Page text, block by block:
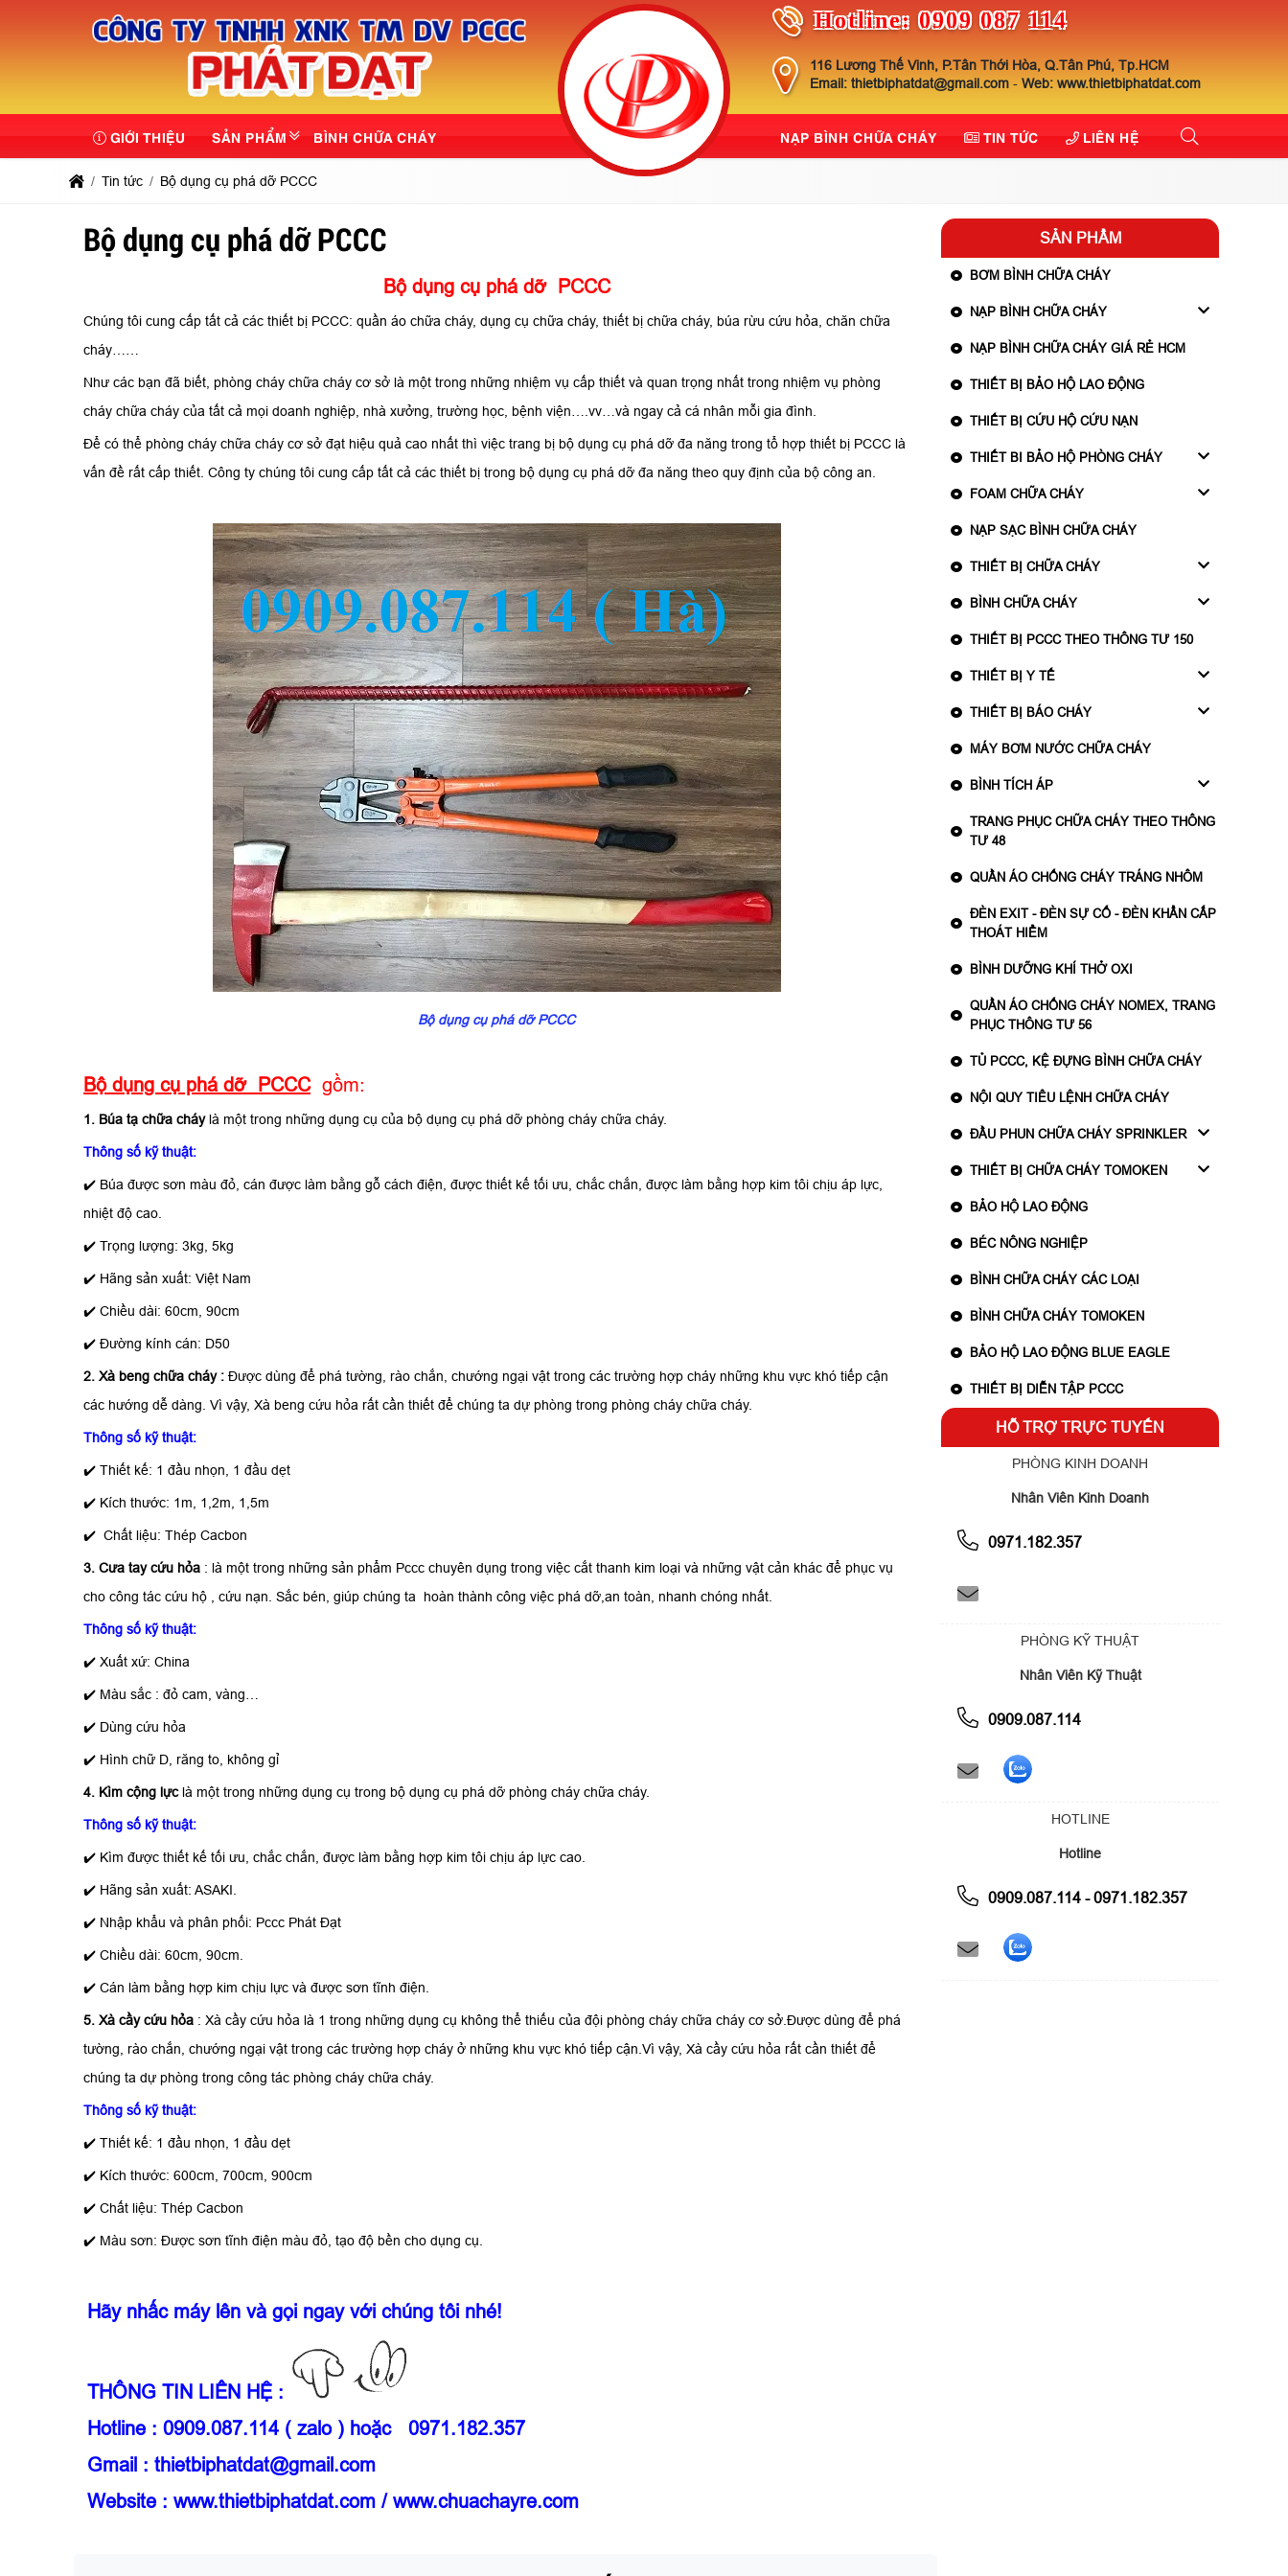
Hotline: 0909 087 114
116 Lương Thế Vinh, P.Tân Thới Hòa, Q.Tân Phú, Tp.HCM
Email: thietbiphatdat@gmail.com- Web: www.thietbiphatdat.com
GIỚI THIỆU SẢN PHẨM BÌNH CHỮA CHÁY NẠP BÌNH CHỮA CHÁY TIN TỨC LIÊN HỆ
Tin tức Bộ dụng cụ phá dỡ PCCC
Bộ dụng cụ phá dỡ PCCC
Bộ dụng cụ phá dỡ PCCC
Chúng tôi cung cấp tất cả các thiết bị PCCC: quần áo chữa cháy, dụng cụ chữa cháy, thiết bị chữa cháy, búa rừu cứu hỏa, chăn chữa
cháy……
Như các bạn đã biết, phòng cháy chữa cháy cơ sở là một trong những nhiệm vụ cấp thiết và quan trọng nhất trong nhiệm vụ phòng
cháy chữa cháy của tất cả mọi doanh nghiệp, nhà xưởng, trường học, bệnh viện….vv…và ngay cả cá nhân mỗi gia đình.
Để có thể phòng cháy chữa cháy cơ sở đạt hiệu quả cao nhất thì việc trang bị bộ dụng cụ phá dỡ đa năng trong tổ hợp thiết bị PCCC là
vấn đề rất cấp thiết. Công ty chúng tôi cung cấp tất cả các thiết bị trong bộ dụng cụ phá dỡ đa năng theo quy định của bộ công an.
Bộ dụng cụ phá dỡ PCCC
Bộ dụng cụ phá dỡ PCCCgồm:
1. Búa tạ chữa cháylà một trong những dụng cụ của bộ dụng cụ phá dỡ phòng cháy chữa cháy.
Thông số kỹ thuật:
✔️ Búa được sơn màu đỏ, cán được làm bằng gỗ cách điện, được thiết kế tối ưu, chắc chắn, được làm bằng hợp kim tôi chịu áp lực,
nhiệt độ cao.
✔️ Trọng lượng: 3kg, 5kg
✔️ Hãng sản xuất: Việt Nam
✔️ Chiều dài: 60cm, 90cm
✔️ Đường kính cán: D50
2. Xà beng chữa cháy : Được dùng để phá tường, rào chắn, chướng ngại vật trong các trường hợp cháy những khu vực khó tiếp cận
các hướng dễ dàng. Vì vậy, Xà beng cứu hỏa rất cần thiết để chúng ta dự phòng trong phòng cháy chữa cháy.
Thông số kỹ thuật:
✔️ Thiết kế: 1 đầu nhọn, 1 đầu dẹt
✔️ Kích thước: 1m, 1,2m, 1,5m
✔️ Chất liệu: Thép Cacbon
3. Cưa tay cứu hỏa : là một trong những sản phẩm Pccc chuyên dụng trong việc cắt thanh kim loại và những vật cản khác để phục vụ
cho công tác cứu hộ , cứu nạn. Sắc bén, giúp chúng ta hoàn thành công việc phá dỡ,an toàn, nhanh chóng nhất.
Thông số kỹ thuật:
✔️ Xuất xứ: China
✔️ Màu sắc : đỏ cam, vàng…
✔️ Dùng cứu hỏa
✔️ Hình chữ D, răng to, không gỉ
4. Kìm cộng lựclà một trong những dụng cụ trong bộ dụng cụ phá dỡ phòng cháy chữa cháy.
Thông số kỹ thuật:
✔️ Kìm được thiết kế tối ưu, chắc chắn, được làm bằng hợp kim tôi chịu áp lực cao.
✔️ Hãng sản xuất: ASAKI.
✔️ Nhập khẩu và phân phối: Pccc Phát Đạt
✔️ Chiều dài: 60cm, 90cm.
✔️ Cán làm bằng hợp kim chịu lực và được sơn tĩnh điện.
5. Xà cầy cứu hỏa : Xà cầy cứu hỏa là 1 trong những dụng cụ không thể thiếu của đội phòng cháy chữa cháy cơ sở.Được dùng để phá
tường, rào chắn, chướng ngại vật trong các trường hợp cháy ở những khu vực khó tiếp cận.Vì vậy, Xà cầy cứu hỏa rất cần thiết để
chúng ta dự phòng trong công tác phòng cháy chữa cháy.
Thông số kỹ thuật:
✔️ Thiết kế: 1 đầu nhọn, 1 đầu dẹt
✔️ Kích thước: 600cm, 700cm, 900cm
✔️ Chất liệu: Thép Cacbon
✔️ Màu sơn: Được sơn tĩnh điện màu đỏ, tạo độ bền cho dụng cụ.
Hãy nhấc máy lên và gọi ngay với chúng tôi nhé!
THÔNG TIN LIÊN HỆ :
Hotline : 0909.087.114 ( zalo ) hoặc 0971.182.357
Gmail : thietbiphatdat@gmail.com
Website : www.thietbiphatdat.com / www.chuachayre.com
SẢN PHẨM
BƠM BÌNH CHỮA CHÁY
NẠP BÌNH CHỮA CHÁY
NẠP BÌNH CHỮA CHÁY GIÁ RẺ HCM
THIẾT BỊ BẢO HỘ LAO ĐỘNG
THIẾT BỊ CỨU HỘ CỨU NẠN
THIẾT BI BẢO HỘ PHÒNG CHÁY
FOAM CHỮA CHÁY
NẠP SẠC BÌNH CHỮA CHÁY
THIẾT BỊ CHỮA CHÁY
BÌNH CHỮA CHÁY
THIẾT BỊ PCCC THEO THÔNG TƯ 150
THIẾT BỊ Y TẾ
THIẾT BỊ BÁO CHÁY
MÁY BƠM NƯỚC CHỮA CHÁY
BÌNH TÍCH ÁP
TRANG PHỤC CHỮA CHÁY THEO THÔNG
TƯ 48
QUẦN ÁO CHỐNG CHÁY TRÁNG NHÔM
ĐÈN EXIT - ĐÈN SỰ CỐ - ĐÈN KHẨN CẤP
THOÁT HIỂM
BÌNH DƯỠNG KHÍ THỞ OXI
QUẦN ÁO CHỐNG CHÁY NOMEX, TRANG
PHỤC THÔNG TƯ 56
TỦ PCCC, KỆ ĐỰNG BÌNH CHỮA CHÁY
NỘI QUY TIÊU LỆNH CHỮA CHÁY
ĐẦU PHUN CHỮA CHÁY SPRINKLER
THIẾT BỊ CHỮA CHÁY TOMOKEN
BẢO HỘ LAO ĐỘNG
BÉC NÔNG NGHIỆP
BÌNH CHỮA CHÁY CÁC LOẠI
BÌNH CHỮA CHÁY TOMOKEN
BẢO HỘ LAO ĐỘNG BLUE EAGLE
THIẾT BỊ DIỄN TẬP PCCC
HỖ TRỢ TRỰC TUYẾN
PHÒNG KINH DOANH
Nhân Viên Kinh Doanh
0971.182.357
PHÒNG KỸ THUẬT
Nhân Viên Kỹ Thuật
0909.087.114
HOTLINE
Hotline
0909.087.114 - 0971.182.357